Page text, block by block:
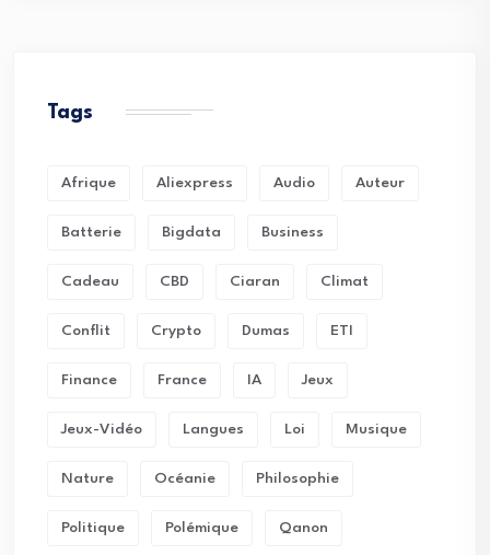
Tags
Afrique Aliexpress Audio Auteur
Batterie Bigdata Business
Cadeau CBD Ciaran Climat
Conflit Crypto Dumas ETI
Finance France IA Jeux
Jeux-Vidéo Langues Loi Musique
Nature Océanie Philosophie
Politique Polémique Qanon